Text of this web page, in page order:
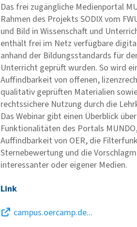
Das frei zugängliche Medienportal
Rahmen des Projekts SODIX vom
und Bild in Wissenschaft und
enthält frei im Netz verfügbare
anhand der Bildungsstandards für
Unterricht geprüft wurden. So wird
Auffindbarkeit von offenen,
qualitativ geprüften Materialien
rechtssichere Nutzung durch die
Das Webinar gibt einen Überblick
Funktionalitäten des Portals
Auffindbarkeit von OER, die
Sternebewertung und die
interessanter oder eigener Medien.
Link
campus.oercamp.de...